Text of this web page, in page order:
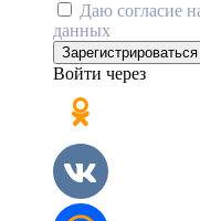
Даю согласие
данных
Зарегистрироваться
Войти через